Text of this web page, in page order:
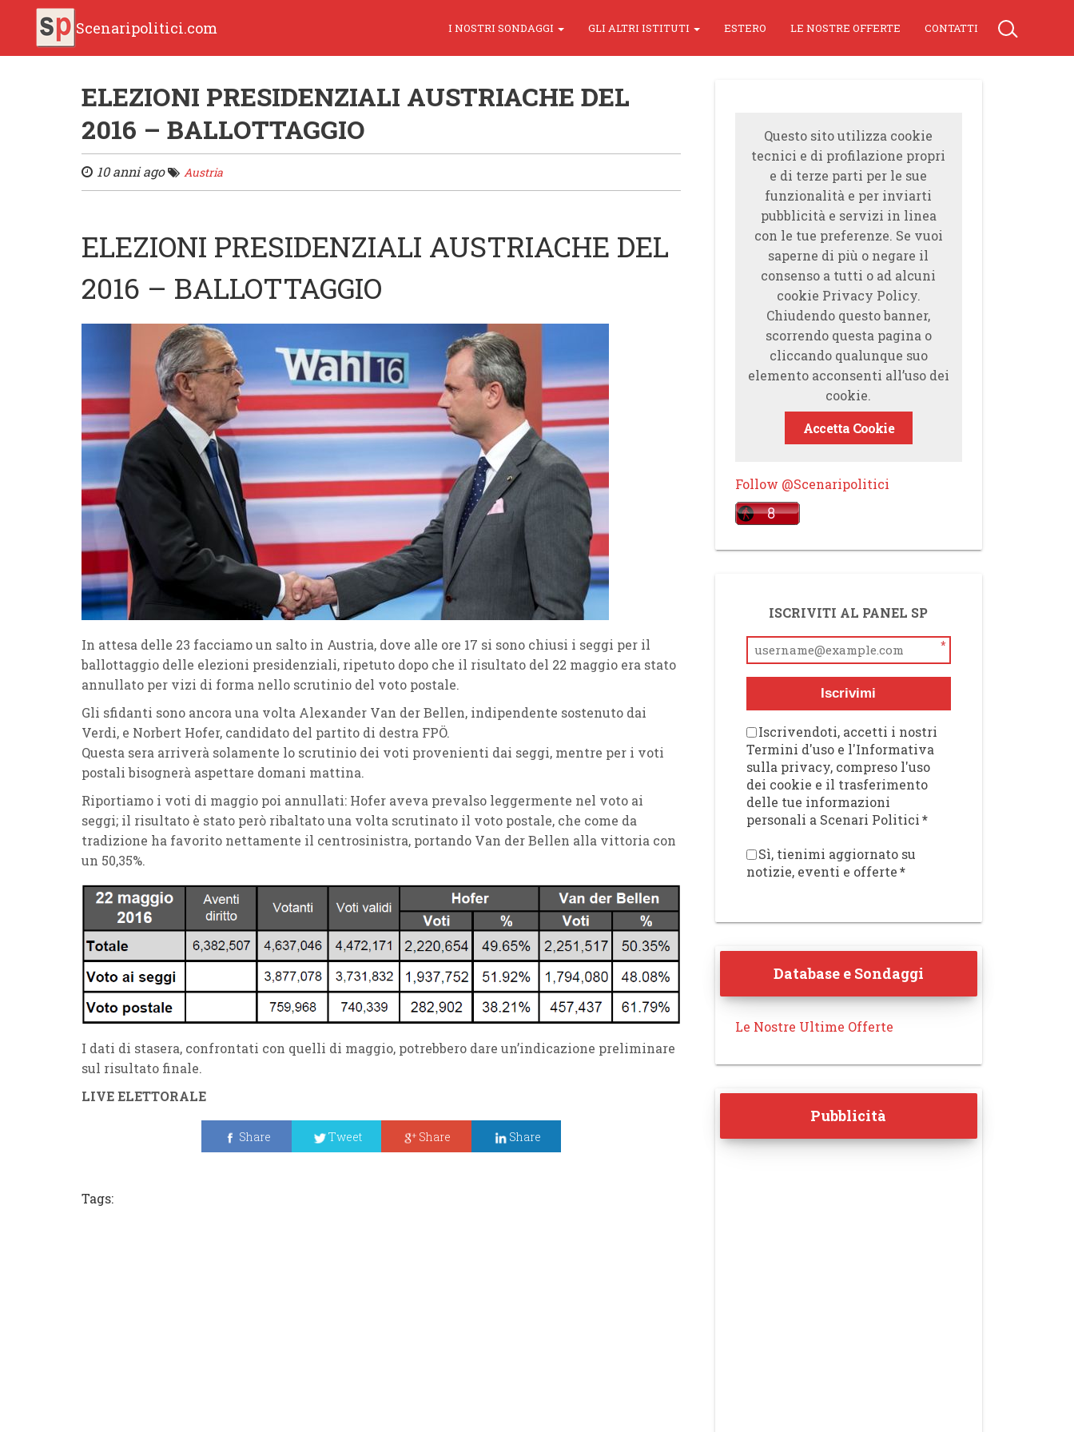
Scenaripolitici.com I NOSTRI SONDAGGI GLI ALTRI ISTITUTI ESTERO LE NOSTRE OFFERTE CONTATTI
ELEZIONI PRESIDENZIALI AUSTRIACHE DEL
2016 – BALLOTTAGGIO
10 anni ago Austria
ELEZIONI PRESIDENZIALI AUSTRIACHE DEL
2016 – BALLOTTAGGIO
In attesa delle 23 facciamo un salto in Austria, dove alle ore 17 si sono chiusi i seggi per il
ballottaggio delle elezioni presidenziali, ripetuto dopo che il risultato del 22 maggio era stato
annullato per vizi di forma nello scrutinio del voto postale.
Gli sfidanti sono ancora una volta Alexander Van der Bellen, indipendente sostenuto dai
Verdi, e Norbert Hofer, candidato del partito di destra FPÖ.
Questa sera arriverà solamente lo scrutinio dei voti provenienti dai seggi, mentre per i voti
postali bisognerà aspettare domani mattina.
Riportiamo i voti di maggio poi annullati: Hofer aveva prevalso leggermente nel voto ai
seggi; il risultato è stato però ribaltato una volta scrutinato il voto postale, che come da
tradizione ha favorito nettamente il centrosinistra, portando Van der Bellen alla vittoria con
un 50,35%.
I dati di stasera, confrontati con quelli di maggio, potrebbero dare un’indicazione preliminare
sul risultato finale.
LIVE ELETTORALE
Share Tweet Share Share
Tags:
Questo sito utilizza cookie
tecnici e di profilazione propri
e di terze parti per le sue
funzionalità e per inviarti
pubblicità e servizi in linea
con le tue preferenze. Se vuoi
saperne di più o negare il
consenso a tutti o ad alcuni
cookie Privacy Policy.
Chiudendo questo banner,
scorrendo questa pagina o
cliccando qualunque suo
elemento acconsenti all’uso dei
cookie.
Accetta Cookie
Follow @Scenaripolitici
ISCRIVITI AL PANEL SP
*
Iscrivimi
Iscrivendoti, accetti i nostri
Termini d'uso e l'Informativa
sulla privacy, compreso l'uso
dei cookie e il trasferimento
delle tue informazioni
personali a Scenari Politici*
Sì, tienimi aggiornato su
notizie, eventi e offerte*
Database e Sondaggi
Le Nostre Ultime Offerte
Pubblicità